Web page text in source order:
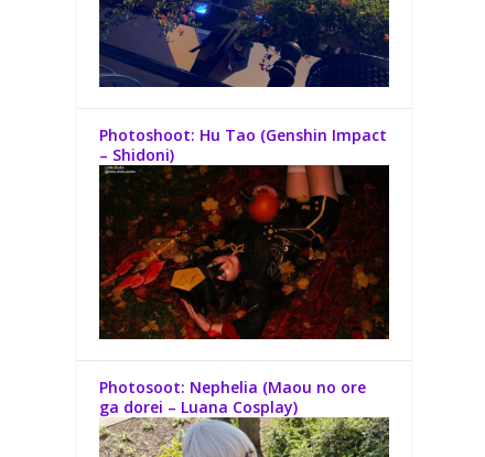
Photoshoot: Hu Tao (Genshin Impact
– Shidoni)
Photosoot: Nephelia (Maou no ore
ga dorei – Luana Cosplay)